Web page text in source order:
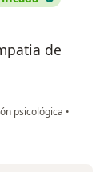
de
psicológica •